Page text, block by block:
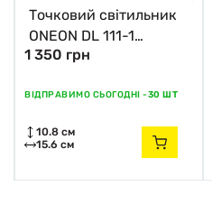
Точковий світильник
ONEON DL 111-1
94363-WH Zuma Line
1 350 грн
ВІДПРАВИМО СЬОГОДНІ -30 ШТ
10.8 см
15.6 см